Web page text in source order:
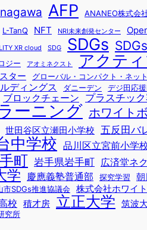
AFP ANANEO株式会
L-TanQ NFT NRI未来創発センター
XR cloud SDG SDGs
ジー アオミネクスト アクテ
ター グローバル・コンパクト・ネッ
ディングス ダニーデン デジ田応援
ブロックチェーン プラスチッ
ーニング ホワイト
世田谷区立瀬田小学校 五反田バ
中学校 品川区立宮前小学
町 岩手県岩手町 広済堂ネ
学 慶應義塾普通部 探究学習 朝
市SDGs推進協議会 株式会社ホワイ
校 積才房 立正大学 筑波
究所